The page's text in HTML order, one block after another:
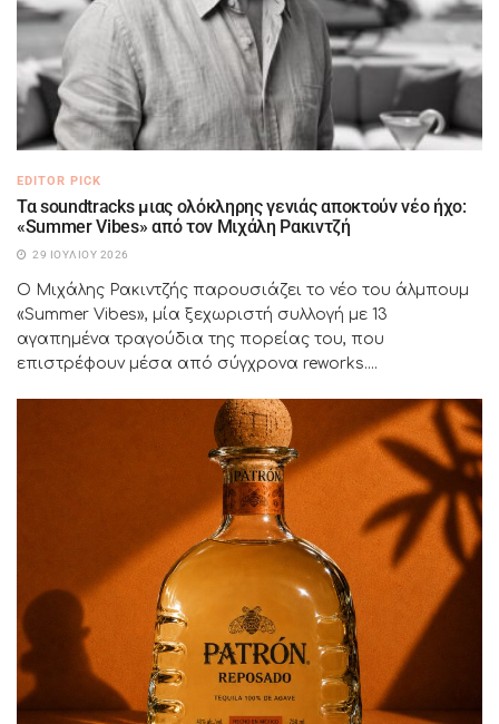
EDITOR PICK
Τα soundtracks μιας ολόκληρης γενιάς αποκτούν νέο ήχο:
«Summer Vibes» από τον Μιχάλη Ρακιντζή
29 ΙΟΥΛΊΟΥ 2026
Ο Μιχάλης Ρακιντζής παρουσιάζει το νέο του άλμπουμ
«Summer Vibes», μία ξεχωριστή συλλογή με 13
αγαπημένα τραγούδια της πορείας του, που
επιστρέφουν μέσα από σύγχρονα reworks....